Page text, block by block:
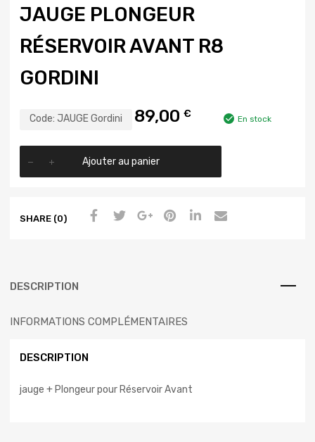
JAUGE PLONGEUR
RÉSERVOIR AVANT R8
GORDINI
Code: JAUGE Gordini 89,00 € En stock
Ajouter au panier
SHARE (0)
DESCRIPTION
INFORMATIONS COMPLÉMENTAIRES
DESCRIPTION
jauge + Plongeur pour Réservoir Avant